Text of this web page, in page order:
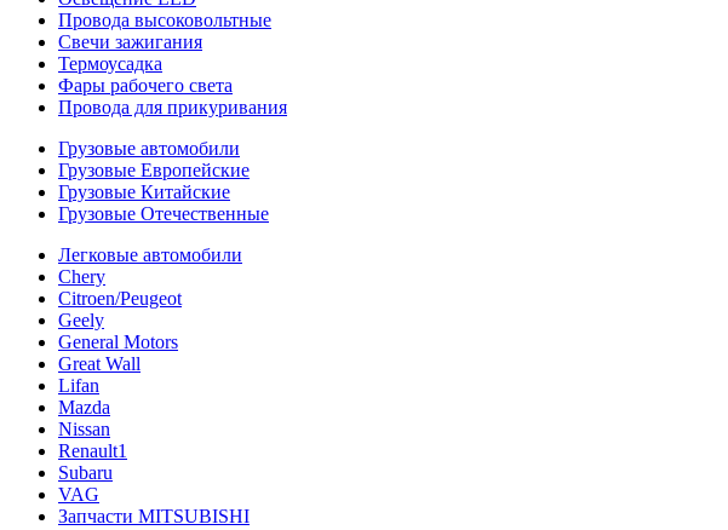
Провода высоковольтные
Свечи зажигания
Термоусадка
Фары рабочего света
Провода для прикуривания
Грузовые автомобили
Грузовые Европейские
Грузовые Китайские
Грузовые Отечественные
Легковые автомобили
Chery
Citroen/Peugeot
Geely
General Motors
Great Wall
Lifan
Mazda
Nissan
Renault1
Subaru
VAG
Запчасти MITSUBISHI